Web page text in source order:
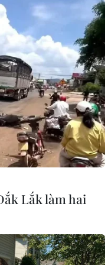
không xâm
dân Mỹ trong
quốc gia.
của nước Mỹ, đã
cấp quy chế
Vietnam+)
Lắk làm hai